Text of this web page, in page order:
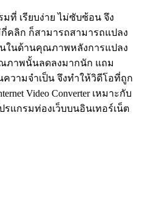
ที่ เรียบง่าย ไม่ซับซ้อน จึง
คลิก ก็สามารถสามารถแปลง
นในด้านคุณภาพหลังการแปลง
ภาพนั้นลดลงมากนัก แถม
วามจำเป็น จึงทำให้วิดีโอที่ถูก
Video Converter เหมาะกับ
ปรแกรมท่องเว็บบนอินเทอร์เน็ต